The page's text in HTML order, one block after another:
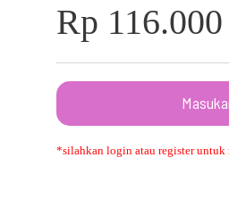
Rp 116.000
*silahkan login atau register untuk